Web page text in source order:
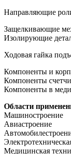
Направляющие
Защелкивающие
Изолирующие
Ходовая гайка
Компоненты и
Компоненты
Компоненты в
Области
Машиностроение
Авиастроение
Медицинская